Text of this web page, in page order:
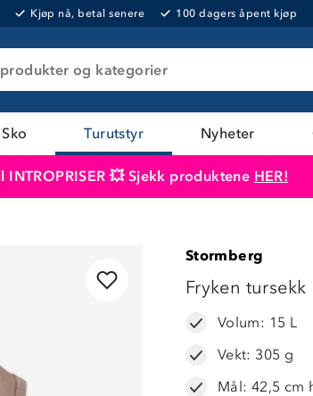
Kjøp nå, betal senere 100 dagers åpent kjøp
og kategorier
Sko Turutstyr Nyheter
INTROPRISER 💥 Sjekk produktene HER!
Stormberg
Fryken tursekk
Volum: 15 L
Vekt: 305 g
Mål: 42,5 cm